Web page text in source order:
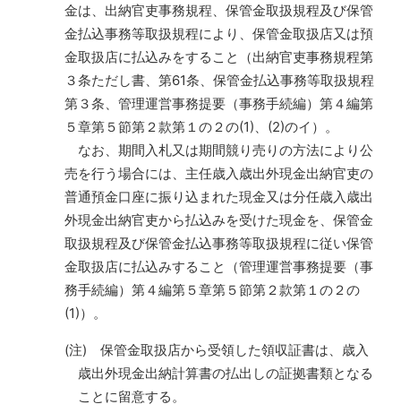
金は、出納官吏事務規程、保管金取扱規程及び保管
金払込事務等取扱規程により、保管金取扱店又は預
金取扱店に払込みをすること（出納官吏事務規程第
３条ただし書、第61条、保管金払込事務等取扱規程
第３条、管理運営事務提要（事務手続編）第４編第
５章第５節第２款第１の２の(1)、(2)のイ）。
なお、期間入札又は期間競り売りの方法により公
売を行う場合には、主任歳入歳出外現金出納官吏の
普通預金口座に振り込まれた現金又は分任歳入歳出
外現金出納官吏から払込みを受けた現金を、保管金
取扱規程及び保管金払込事務等取扱規程に従い保管
金取扱店に払込みすること（管理運営事務提要（事
務手続編）第４編第５章第５節第２款第１の２の
(1)）。
(注) 保管金取扱店から受領した領収証書は、歳入
歳出外現金出納計算書の払出しの証拠書類となる
ことに留意する。